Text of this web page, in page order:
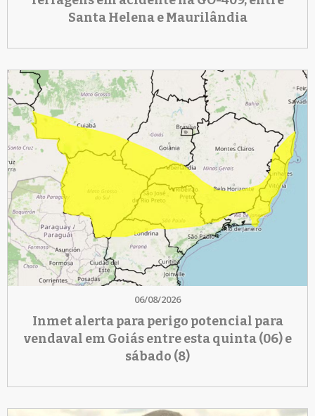
Santa Helena e Maurilândia
06/08/2026
Inmet alerta para perigo potencial para
vendaval em Goiás entre esta quinta (06) e
sábado (8)